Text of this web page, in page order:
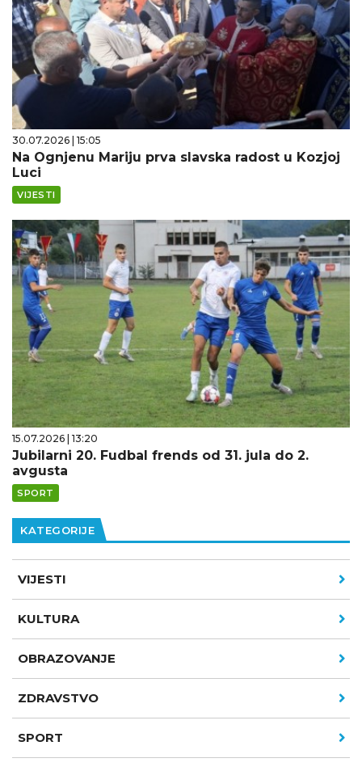
30.07.2026 | 15:05
Na Ognjenu Mariju prva slavska radost u Kozjoj
Luci
VIJESTI
15.07.2026 | 13:20
Jubilarni 20. Fudbal frends od 31. jula do 2.
avgusta
SPORT
KATEGORIJE
VIJESTI
KULTURA
OBRAZOVANJE
ZDRAVSTVO
SPORT